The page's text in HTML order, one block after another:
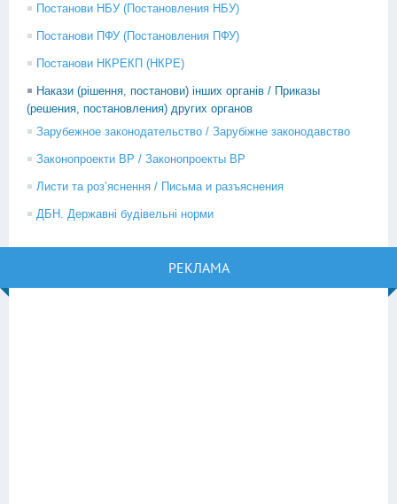
Постанови НБУ (Постановления НБУ)
Постанови ПФУ (Постановления ПФУ)
Постанови НКРЕКП (НКРЕ)
Накази (рішення, постанови) інших органів / Приказы
(решения, постановления) других органов
Зарубежное законодательство / Зарубіжне законодавство
Законопроекти ВР / Законопроекты ВР
Листи та роз’яснення / Письма и разъяснения
ДБН. Державні будівельні норми
РЕКЛАМА